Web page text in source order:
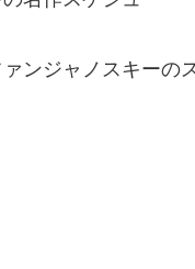
ンジャノスキーの